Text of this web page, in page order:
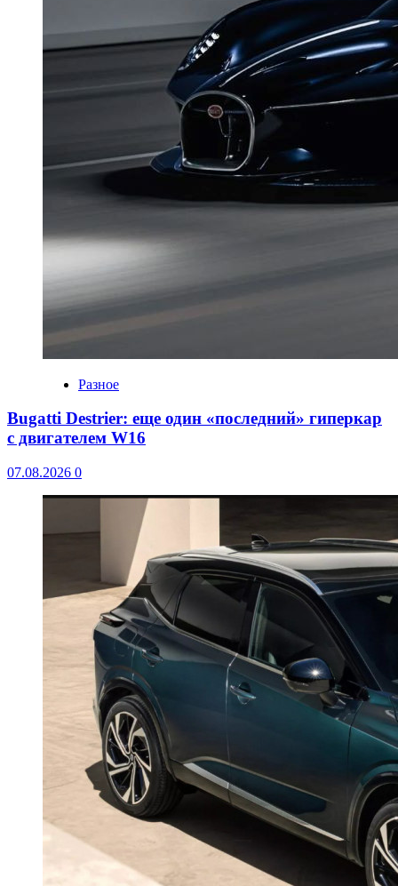
Разное
Bugatti Destrier: еще один «последний» гиперкар
с двигателем W16
07.08.2026 0